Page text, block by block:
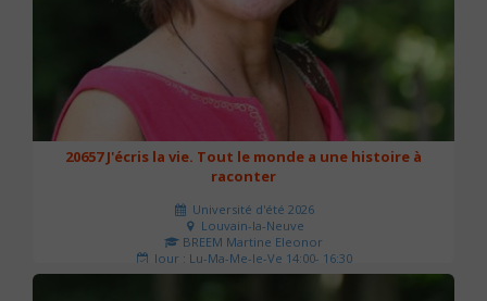
20657 J'écris la vie. Tout le monde a une histoire à
raconter
Université d'été 2026
Louvain-la-Neuve
BREEM Martine Eleonor
Jour : Lu-Ma-Me-Je-Ve 14:00- 16:30
Nombre de séances : 3